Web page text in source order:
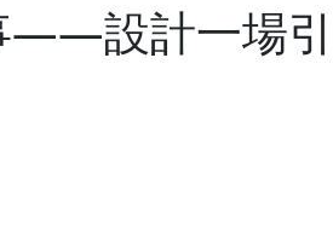
——設計一場